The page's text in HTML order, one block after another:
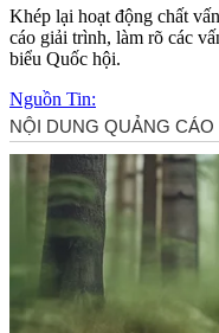
Khép lại hoạt động chất
cáo giải trình, làm rõ các
biểu Quốc hội.
Nguồn Tin: